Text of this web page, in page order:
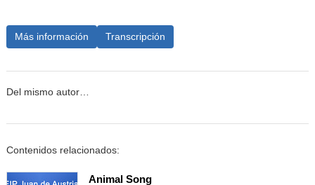
Más información Transcripción
Del mismo autor…
Contenidos relacionados:
Animal Song